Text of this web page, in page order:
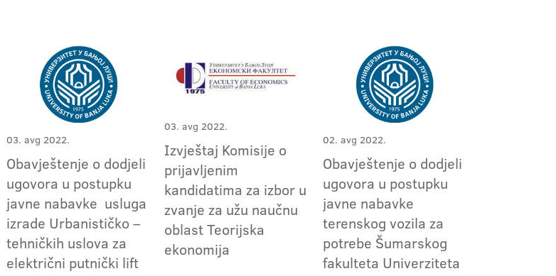
03. avg 2022.
Obavještenje o dodjeli
ugovora u postupku
javne nabavke usluga
izrade Urbanističko –
tehničkih uslova za
električni putnički lift
03. avg 2022.
Izvještaj Komisije o
prijavljenim
kandidatima za izbor u
zvanje za užu naučnu
oblast Teorijska
ekonomija
02. avg 2022.
Obavještenje o dodjeli
ugovora u postupku
javne nabavke
terenskog vozila za
potrebe Šumarskog
fakulteta Univerziteta